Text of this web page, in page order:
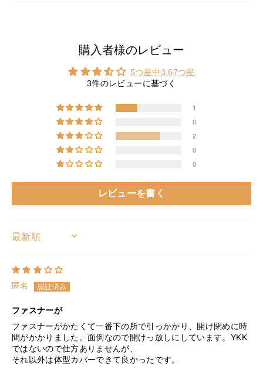
■モデル着用アイテム ⇒トップス
購入者様のレビュー
5つ星中3.67つ星
3件のレビューに基づく
1
0
2
0
0
レビューを書く
SORT BY
匿名
ファスナーが
ファスナーがかたくて一番下の所で引っかかり、開け閉めに時
間がかかりました。面倒なので開けっ放しにしています。YKK
ではないので仕方ありませんが、
それ以外は体型カバーできて良かったです。